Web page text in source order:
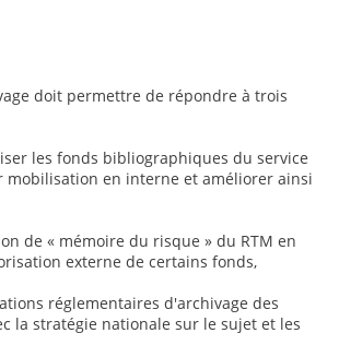
doit permettre de répondre à trois
les fonds bibliographiques du service
en interne et améliorer ainsi
de « mémoire du risque » du RTM en
externe de certains fonds,
réglementaires d'archivage des
la stratégie nationale sur le sujet et les